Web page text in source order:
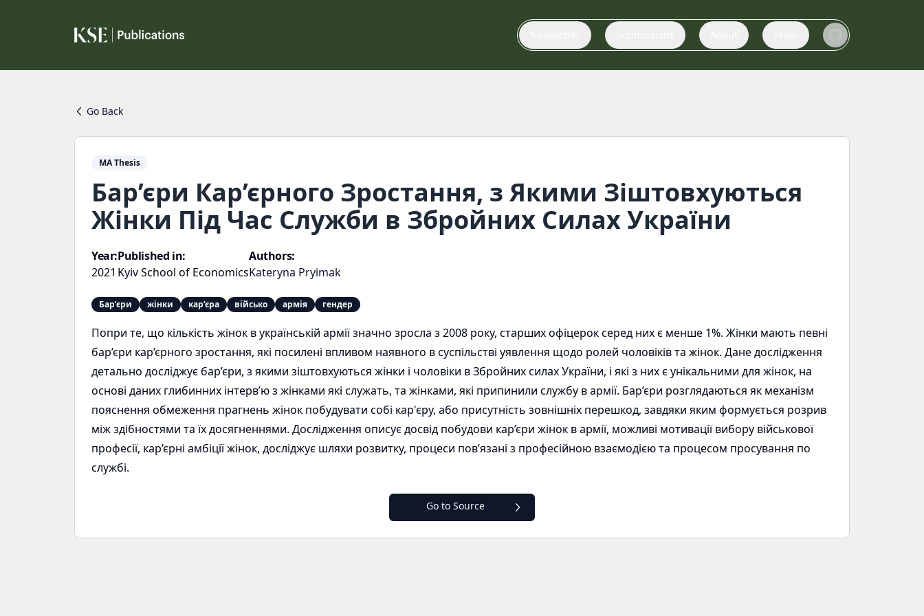
Go Back
MA Thesis
Бар’єри Кар’єрного Зростання, з Якими Зіштовхуються
Жінки Під Час Служби в Збройних Силах України
Year:
2021
Published in:
Kyiv School of Economics
Authors:
Kateryna Pryimak
Бар’єри жінки кар’єра військо армія гендер
Попри те, що кількість жінок в українській армії значно зросла з 2008 року, старших офіцерок серед них є менше 1%. Жінки мають певні
бар’єри кар’єрного зростання, які посилені впливом наявного в суспільстві уявлення щодо ролей чоловіків та жінок. Дане дослідження
детально досліджує бар’єри, з якими зіштовхуються жінки і чоловіки в Збройних силах України, і які з них є унікальними для жінок, на
основі даних глибинних інтерв’ю з жінками які служать, та жінками, які припинили службу в армії. Бар’єри розглядаються як механізм
пояснення обмеження прагнень жінок побудувати собі кар'єру, або присутність зовнішніх перешкод, завдяки яким формується розрив
між здібностями та їх досягненнями. Дослідження описує досвід побудови кар’єри жінок в армії, можливі мотивації вибору військової
професії, кар’єрні амбіції жінок, досліджує шляхи розвитку, процеси пов’язані з професійною взаємодією та процесом просування по
службі.
Go to Source